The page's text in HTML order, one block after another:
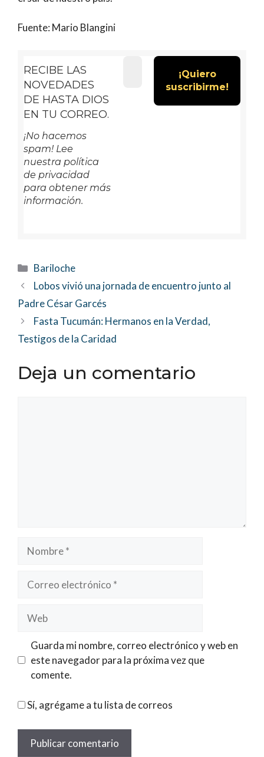
Fuente: Mario Blangini
RECIBE LAS
NOVEDADES
DE HASTA DIOS
EN TU CORREO.
¡No hacemos
spam! Lee
nuestra política
de privacidad
para obtener más
información.
Categorías
Bariloche
Lobos vivió una jornada de encuentro junto al
Padre César Garcés
Fasta Tucumán: Hermanos en la Verdad,
Testigos de la Caridad
Deja un comentario
Nombre
Correo
electrónico
Web
Guarda mi nombre, correo electrónico y web en
este navegador para la próxima vez que
comente.
Sí, agrégame a tu lista de correos